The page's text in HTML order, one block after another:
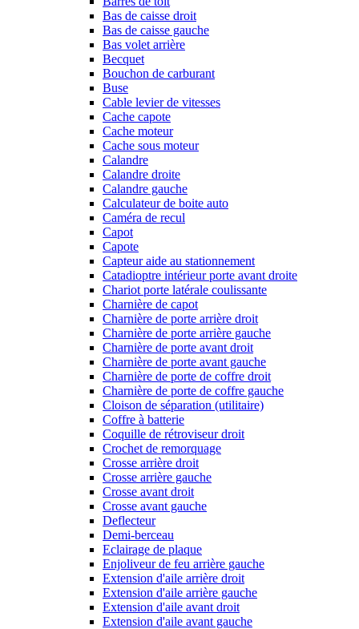
Bas de caisse droit
Bas de caisse gauche
Bas volet arrière
Becquet
Bouchon de carburant
Buse
Cable levier de vitesses
Cache capote
Cache moteur
Cache sous moteur
Calandre
Calandre droite
Calandre gauche
Calculateur de boite auto
Caméra de recul
Capot
Capote
Capteur aide au stationnement
Catadioptre intérieur porte avant droite
Chariot porte latérale coulissante
Charnière de capot
Charnière de porte arrière droit
Charnière de porte arrière gauche
Charnière de porte avant droit
Charnière de porte avant gauche
Charnière de porte de coffre droit
Charnière de porte de coffre gauche
Cloison de séparation (utilitaire)
Coffre à batterie
Coquille de rétroviseur droit
Crochet de remorquage
Crosse arrière droit
Crosse arrière gauche
Crosse avant droit
Crosse avant gauche
Deflecteur
Demi-berceau
Eclairage de plaque
Enjoliveur de feu arrière gauche
Extension d'aile arrière droit
Extension d'aile arrière gauche
Extension d'aile avant droit
Extension d'aile avant gauche